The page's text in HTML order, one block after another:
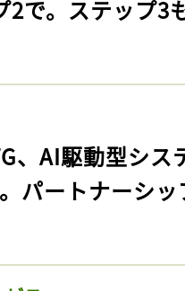
2で。ステップ3
、AI駆動型シ
パートナーシ